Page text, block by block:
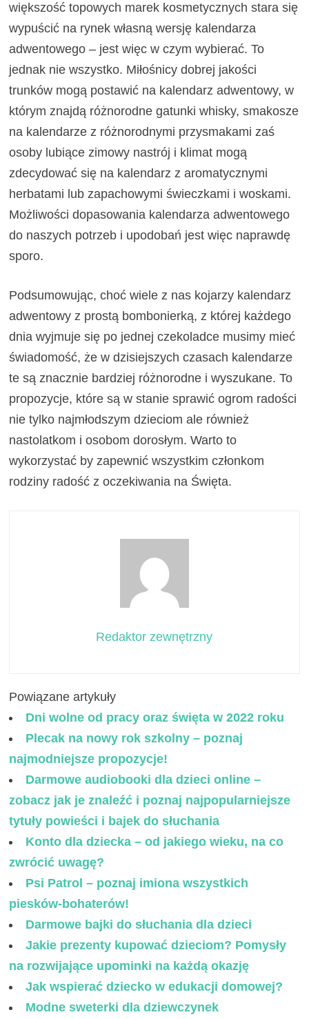
większość topowych marek kosmetycznych stara się
wypuścić na rynek własną wersję kalendarza
adwentowego – jest więc w czym wybierać. To
jednak nie wszystko. Miłośnicy dobrej jakości
trunków mogą postawić na kalendarz adwentowy, w
którym znajdą różnorodne gatunki whisky, smakosze
na kalendarze z różnorodnymi przysmakami zaś
osoby lubiące zimowy nastrój i klimat mogą
zdecydować się na kalendarz z aromatycznymi
herbatami lub zapachowymi świeczkami i woskami.
Możliwości dopasowania kalendarza adwentowego
do naszych potrzeb i upodobań jest więc naprawdę
sporo.
Podsumowując, choć wiele z nas kojarzy kalendarz
adwentowy z prostą bombonierką, z której każdego
dnia wyjmuje się po jednej czekoladce musimy mieć
świadomość, że w dzisiejszych czasach kalendarze
te są znacznie bardziej różnorodne i wyszukane. To
propozycje, które są w stanie sprawić ogrom radości
nie tylko najmłodszym dzieciom ale również
nastolatkom i osobom dorosłym. Warto to
wykorzystać by zapewnić wszystkim członkom
rodziny radość z oczekiwania na Święta.
Redaktor zewnętrzny
Powiązane artykuły
Dni wolne od pracy oraz święta w 2022 roku
Plecak na nowy rok szkolny – poznaj
najmodniejsze propozycje!
Darmowe audiobooki dla dzieci online –
zobacz jak je znaleźć i poznaj najpopularniejsze
tytuły powieści i bajek do słuchania
Konto dla dziecka – od jakiego wieku, na co
zwrócić uwagę?
Psi Patrol – poznaj imiona wszystkich
piesków-bohaterów!
Darmowe bajki do słuchania dla dzieci
Jakie prezenty kupować dzieciom? Pomysły
na rozwijające upominki na każdą okazję
Jak wspierać dziecko w edukacji domowej?
Modne sweterki dla dziewczynek